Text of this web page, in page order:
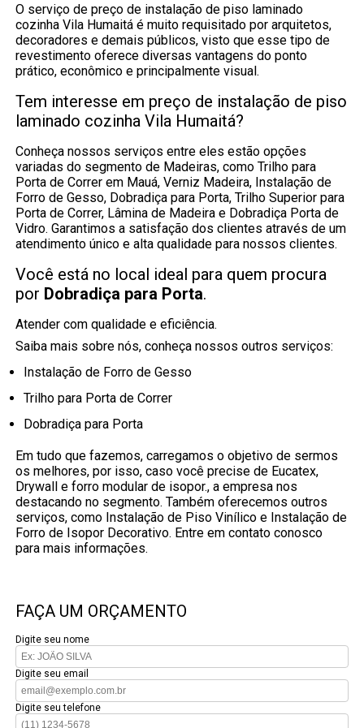
O serviço de preço de instalação de piso laminado
cozinha Vila Humaitá é muito requisitado por arquitetos,
decoradores e demais públicos, visto que esse tipo de
revestimento oferece diversas vantagens do ponto
prático, econômico e principalmente visual.
Tem interesse em preço de instalação de piso
laminado cozinha Vila Humaitá?
Conheça nossos serviços entre eles estão opções
variadas do segmento de Madeiras, como Trilho para
Porta de Correr em Mauá, Verniz Madeira, Instalação de
Forro de Gesso, Dobradiça para Porta, Trilho Superior para
Porta de Correr, Lâmina de Madeira e Dobradiça Porta de
Vidro. Garantimos a satisfação dos clientes através de um
atendimento único e alta qualidade para nossos clientes.
Você está no local ideal para quem procura
por Dobradiça para Porta.
Atender com qualidade e eficiência.
Saiba mais sobre nós, conheça nossos outros serviços:
Instalação de Forro de Gesso
Trilho para Porta de Correr
Dobradiça para Porta
Em tudo que fazemos, carregamos o objetivo de sermos
os melhores, por isso, caso você precise de Eucatex,
Drywall e forro modular de isopor., a empresa nos
destacando no segmento. Também oferecemos outros
serviços, como Instalação de Piso Vinílico e Instalação de
Forro de Isopor Decorativo. Entre em contato conosco
para mais informações.
FAÇA UM ORÇAMENTO
Digite seu nome
Digite seu email
Digite seu telefone